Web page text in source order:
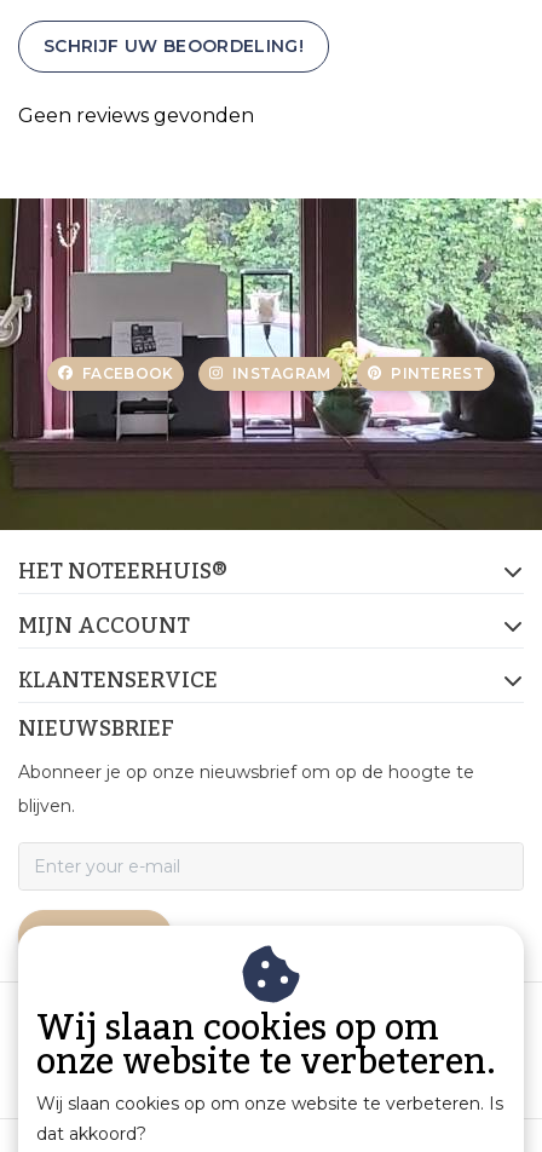
SCHRIJF UW BEOORDELING!
Geen reviews gevonden
FACEBOOK INSTAGRAM PINTEREST
HET NOTEERHUIS®
MIJN ACCOUNT
KLANTENSERVICE
NIEUWSBRIEF
Abonneer je op onze nieuwsbrief om op de hoogte te
blijven.
Wij slaan cookies op om
onze website te verbeteren.
Wij slaan cookies op om onze website te verbeteren. Is
dat akkoord?